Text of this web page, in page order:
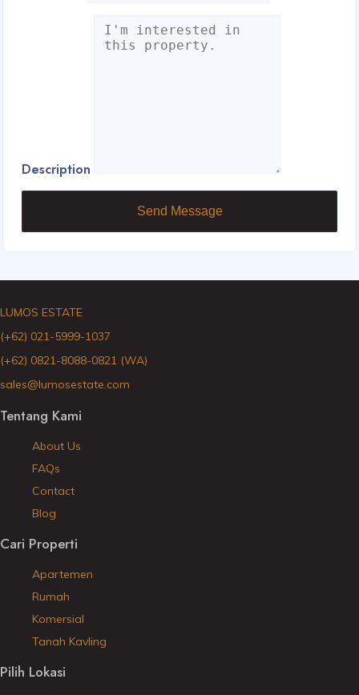
Description
Send Message
LUMOS ESTATE
(+62) 021-5999-1037
(+62) 0821-8088-0821 (WA)
sales@lumosestate.com
Tentang Kami
About Us
FAQs
Contact
Blog
Cari Properti
Apartemen
Rumah
Komersial
Tanah Kavling
Pilih Lokasi